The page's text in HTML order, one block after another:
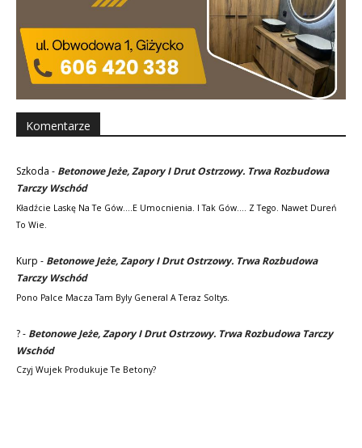
Komentarze
Szkoda - Betonowe Jeże, Zapory I Drut Ostrzowy. Trwa Rozbudowa
Tarczy Wschód
Kładźcie Laskę Na Te Gów....e Umocnienia. I Tak Gów.... Z Tego. Nawet Dureń
To Wie.
Kurp - Betonowe Jeże, Zapory I Drut Ostrzowy. Trwa Rozbudowa
Tarczy Wschód
Pono Palce Macza Tam Byly General A Teraz Soltys.
?- Betonowe Jeże, Zapory I Drut Ostrzowy. Trwa Rozbudowa Tarczy
Wschód
Czyj Wujek Produkuje Te Betony?